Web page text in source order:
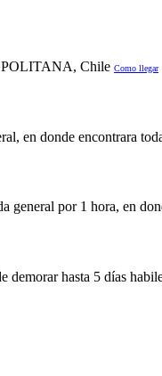
Chile Como llegar
en donde encontrara
general por 1 hora, en
hasta 5 días